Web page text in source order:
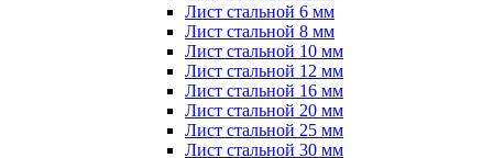
Лист стальной 6 мм
Лист стальной 8 мм
Лист стальной 10 мм
Лист стальной 12 мм
Лист стальной 16 мм
Лист стальной 20 мм
Лист стальной 25 мм
Лист стальной 30 мм